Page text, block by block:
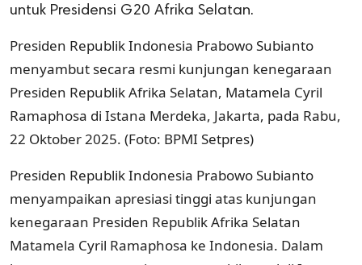
untuk Presidensi G20 Afrika Selatan.
Presiden Republik Indonesia Prabowo Subianto
menyambut secara resmi kunjungan kenegaraan
Presiden Republik Afrika Selatan, Matamela Cyril
Ramaphosa di Istana Merdeka, Jakarta, pada Rabu,
22 Oktober 2025. (Foto: BPMI Setpres)
Presiden Republik Indonesia Prabowo Subianto
menyampaikan apresiasi tinggi atas kunjungan
kenegaraan Presiden Republik Afrika Selatan
Matamela Cyril Ramaphosa ke Indonesia. Dalam